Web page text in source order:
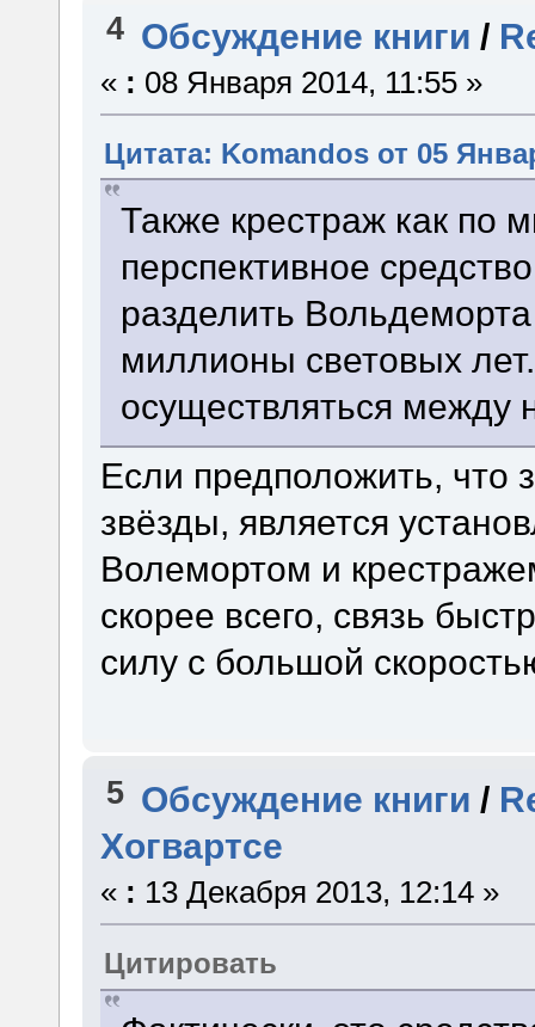
4 Обсуждение книги /
« : 08 Января 2014, 11:55 »
Цитата: Komandos от 05
Также крестраж как по
перспективное
разделить
миллионы световых
осуществляться между
Если предположить, что
звёзды, является
Волемортом и
скорее всего, связь
силу с большой
5 Обсуждение книги /
Хогвартсе
« : 13 Декабря 2013, 12:14 »
Цитировать